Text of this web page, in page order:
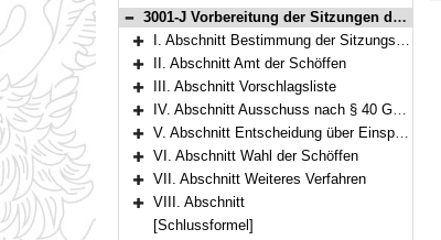
Bereich reduzieren
3001-J Vorbereitung der Sitzungen der Schöffengerichte und Strafkammern (Schöffenbekanntmachung) Gemeinsame Bekanntmachung der Bayerischen Staatsministerien der Justiz und des Innern, für Sport und Integration vom 27. Oktober 2022, Az. E8 - 3221 E - II - 14870/2021 und B2 - 0143 - 2 (BayMBl. Nr. 672)
Bereich erweitern
I. Abschnitt Bestimmung der Sitzungstage
Bereich erweitern
II. Abschnitt Amt der Schöffen
Bereich erweitern
III. Abschnitt Vorschlagsliste
Bereich erweitern
IV. Abschnitt Ausschuss nach § 40 GVG (Wahlausschuss)
Bereich erweitern
V. Abschnitt Entscheidung über Einsprüche; Berichtigung der Vorschlagsliste
Bereich erweitern
VI. Abschnitt Wahl der Schöffen
Bereich erweitern
VII. Abschnitt Weiteres Verfahren
Bereich erweitern
VIII. Abschnitt
[Schlussformel]